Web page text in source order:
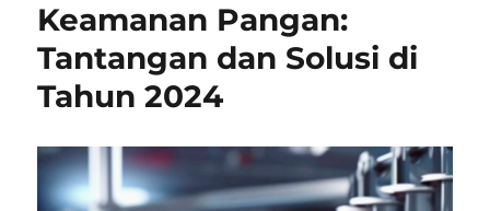
Keamanan Pangan:
Tantangan dan Solusi di
Tahun 2024